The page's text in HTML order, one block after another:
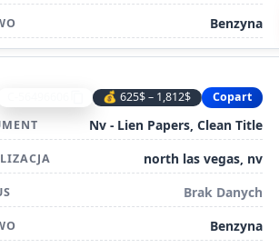
Benzyna
💰 625$ – 1,812$ Copart
Nv - Lien Papers, Clean Title
north las vegas, nv
Brak Danych
Benzyna